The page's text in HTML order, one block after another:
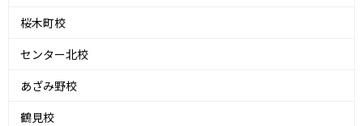
桜木町校
センター北校
あざみ野校
鶴見校